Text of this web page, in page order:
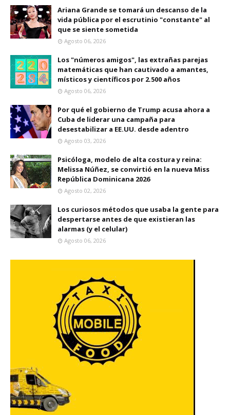
Ariana Grande se tomará un descanso de la
vida pública por el escrutinio "constante" al
que se siente sometida
Agosto 06, 2026
Los "números amigos", las extrañas parejas
matemáticas que han cautivado a amantes,
místicos y científicos por 2.500 años
Agosto 06, 2026
Por qué el gobierno de Trump acusa ahora a
Cuba de liderar una campaña para
desestabilizar a EE.UU. desde adentro
Agosto 03, 2026
Psicóloga, modelo de alta costura y reina:
Melissa Núñez, se convirtió en la nueva Miss
República Dominicana 2026
Agosto 02, 2026
Los curiosos métodos que usaba la gente para
despertarse antes de que existieran las
alarmas (y el celular)
Agosto 06, 2026